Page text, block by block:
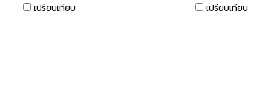
เปรียบเทียบ เปรียบเทียบ